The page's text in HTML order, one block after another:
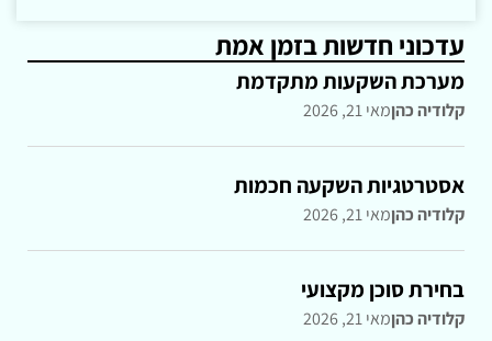
עדכוני חדשות בזמן אמת
מערכת השקעות מתקדמת
קלודיה כהןמאי 21, 2026
אסטרטגיות השקעה חכמות
קלודיה כהןמאי 21, 2026
בחירת סוכן מקצועי
קלודיה כהןמאי 21, 2026